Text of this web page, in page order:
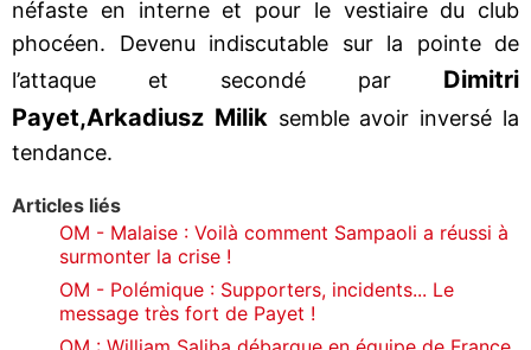
néfaste en interne et pour le vestiaire du club
phocéen. Devenu indiscutable sur la pointe de
l’attaque et secondé par Dimitri
Payet,Arkadiusz Milik semble avoir inversé la
tendance.
Articles liés
OM - Malaise : Voilà comment Sampaoli a réussi à
surmonter la crise !
OM - Polémique : Supporters, incidents... Le
message très fort de Payet !